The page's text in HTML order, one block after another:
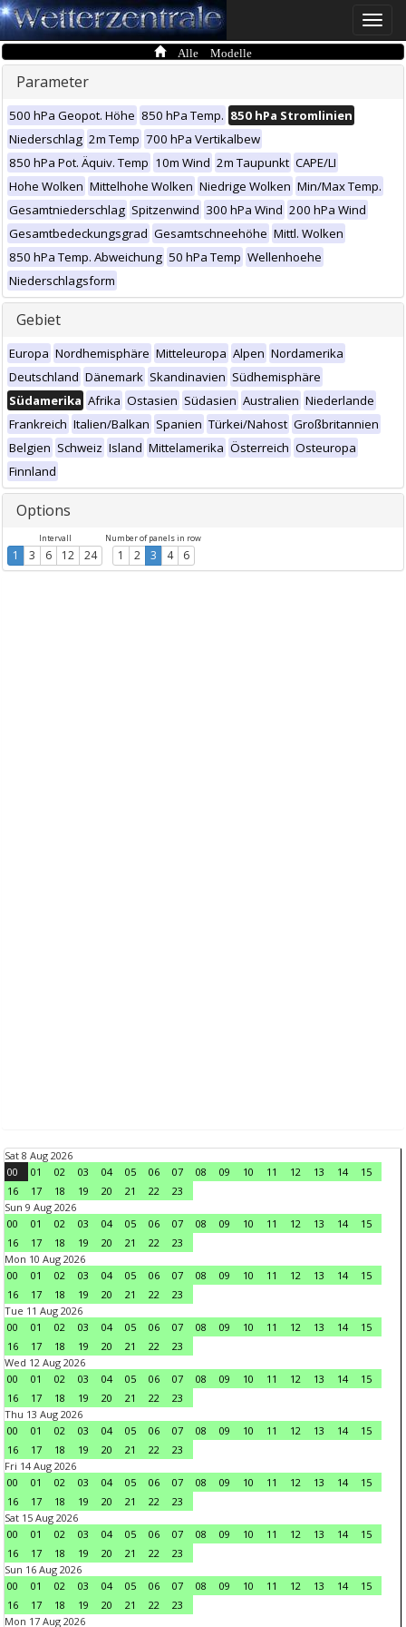
Toggle
Alle Modelle
Parameter
500 hPa Geopot. Höhe 850 hPa Temp. 850 hPa Stromlinien
Niederschlag 2m Temp 700 hPa Vertikalbew
850 hPa Pot. Äquiv. Temp 10m Wind 2m Taupunkt CAPE/LI
Hohe Wolken Mittelhohe Wolken Niedrige Wolken Min/Max Temp.
Gesamtniederschlag Spitzenwind 300 hPa Wind 200 hPa Wind
Gesamtbedeckungsgrad Gesamtschneehöhe Mittl. Wolken
850 hPa Temp. Abweichung 50 hPa Temp Wellenhoehe
Niederschlagsform
Gebiet
Europa Nordhemisphäre Mitteleuropa Alpen Nordamerika
Deutschland Dänemark Skandinavien Südhemisphäre
Südamerika Afrika Ostasien Südasien Australien Niederlande
Frankreich Italien/Balkan Spanien Türkei/Nahost Großbritannien
Belgien Schweiz Island Mittelamerika Österreich Osteuropa
Finnland
Options
Intervall
1 3 6 12 24
Number of panels in row
1 2 3 4 6
Sat 8 Aug 2026
00
01 02 03 04 05 06 07 08 09 10 11 12 13 14
15
16
17 18 19 20 21 22
23
Sun 9 Aug 2026
00
01 02 03 04 05 06 07 08 09 10 11 12 13 14
15
16
17 18 19 20 21 22
23
Mon 10 Aug 2026
00
01 02 03 04 05 06 07 08 09 10 11 12 13 14
15
16
17 18 19 20 21 22
23
Tue 11 Aug 2026
00
01 02 03 04 05 06 07 08 09 10 11 12 13 14
15
16
17 18 19 20 21 22
23
Wed 12 Aug 2026
00
01 02 03 04 05 06 07 08 09 10 11 12 13 14
15
16
17 18 19 20 21 22
23
Thu 13 Aug 2026
00
01 02 03 04 05 06 07 08 09 10 11 12 13 14
15
16
17 18 19 20 21 22
23
Fri 14 Aug 2026
00
01 02 03 04 05 06 07 08 09 10 11 12 13 14
15
16
17 18 19 20 21 22
23
Sat 15 Aug 2026
00
01 02 03 04 05 06 07 08 09 10 11 12 13 14
15
16
17 18 19 20 21 22
23
Sun 16 Aug 2026
00
01 02 03 04 05 06 07 08 09 10 11 12 13 14
15
16
17 18 19 20 21 22
23
Mon 17 Aug 2026